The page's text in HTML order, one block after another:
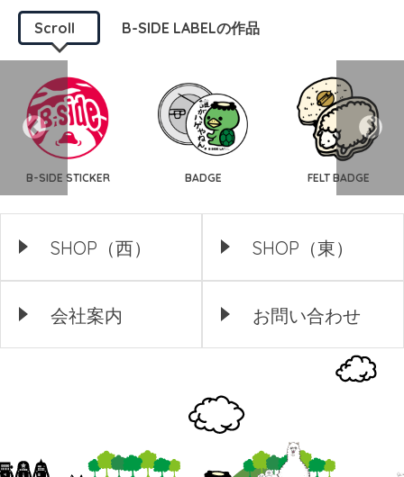
Scroll B-SIDE LABELの作品
B-SIDE STICKER BADGE FELT BADGE
SHOP（西） SHOP（東）
会社案内 お問い合わせ